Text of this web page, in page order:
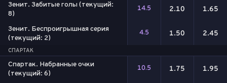
Зенит. Забитые голы (текущий:
8)
14.5 2.10 1.65
Зенит. Беспроигрышная серия
(текущий: 2)
4.5 1.50 2.45
СПАРТАК
Спартак. Набранные очки
(текущий: 6)
10.5 1.75 1.95